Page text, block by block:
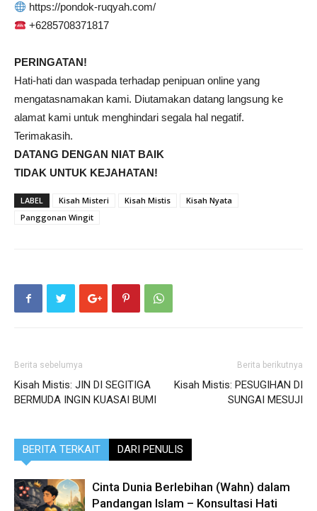
https://pondok-ruqyah.com/
+6285708371817
PERINGATAN!
Hati-hati dan waspada terhadap penipuan online yang
mengatasnamakan kami. Diutamakan datang langsung ke
alamat kami untuk menghindari segala hal negatif.
Terimakasih.
DATANG DENGAN NIAT BAIK
TIDAK UNTUK KEJAHATAN!
LABEL Kisah Misteri Kisah Mistis
Kisah Nyata
Panggonan Wingit
Berita sebelumya
Kisah Mistis: JIN DI SEGITIGA
BERMUDA INGIN KUASAI BUMI
Berita berikutnya
Kisah Mistis: PESUGIHAN DI
SUNGAI MESUJI
BERITA TERKAIT DARI PENULIS
Cinta Dunia Berlebihan (Wahn) dalam
Pandangan Islam – Konsultasi Hati